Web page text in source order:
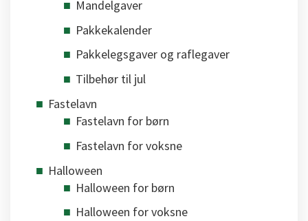
Mandelgaver
Pakkekalender
Pakkelegsgaver og raflegaver
Tilbehør til jul
Fastelavn
Fastelavn for børn
Fastelavn for voksne
Halloween
Halloween for børn
Halloween for voksne